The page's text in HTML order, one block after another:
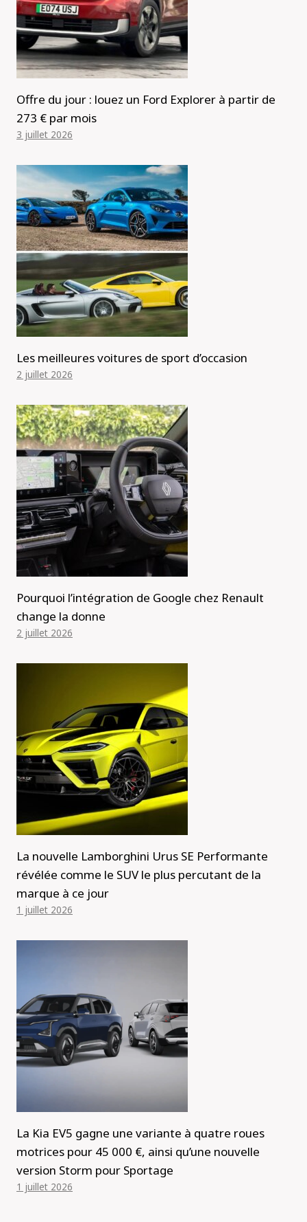
Offre du jour : louez un Ford Explorer à partir de
273 € par mois
3 juillet 2026
Les meilleures voitures de sport d’occasion
2 juillet 2026
Pourquoi l’intégration de Google chez Renault
change la donne
2 juillet 2026
La nouvelle Lamborghini Urus SE Performante
révélée comme le SUV le plus percutant de la
marque à ce jour
1 juillet 2026
La Kia EV5 gagne une variante à quatre roues
motrices pour 45 000 €, ainsi qu’une nouvelle
version Storm pour Sportage
1 juillet 2026